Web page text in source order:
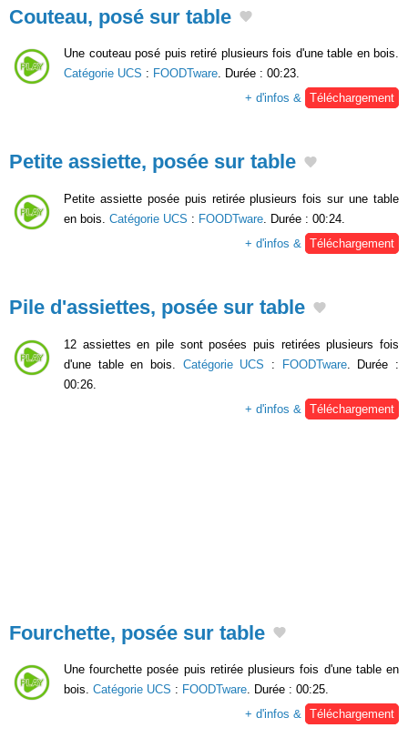
Couteau, posé sur table
Une couteau posé puis retiré plusieurs fois d'une table en bois.
Catégorie UCS : FOODTware. Durée : 00:23.
+ d'infos & Téléchargement
Petite assiette, posée sur table
Petite assiette posée puis retirée plusieurs fois sur une table
en bois. Catégorie UCS : FOODTware . Durée : 00:24.
+ d'infos &
Téléchargement
Pile d'assiettes, posée sur table
12 assiettes en pile sont posées puis retirées plusieurs fois
d'une table en bois. Catégorie UCS : FOODTware. Durée :
00:26.
+ d'infos &
Téléchargement
Fourchette, posée sur table
Une fourchette posée puis retirée plusieurs fois d'une table en
bois. Catégorie UCS : FOODTware. Durée : 00:25.
+ d'infos & Téléchargement